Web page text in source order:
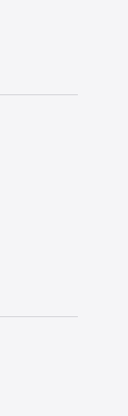
– 오후 3:45 - Apple